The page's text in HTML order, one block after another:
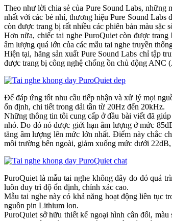
Theo như lời chia sẻ của Pure Sound Labs,
nhất với các bé nhí, thương hiệu Pure Sound
còn được trang bị rất nhiều các phiên bản màu sặc
Hơn nữa, chiếc tai nghe PuroQuiet còn được
âm lượng quá lớn của các mẫu tai nghe truyền
Hiện tại, hãng sản xuất Pure Sound Labs chỉ tập
được trang bị công nghệ chống ồn chủ động ANC
Để đáp ứng tốt nhu cầu tiếp nhận và xử lý mọi
ổn định, chi tiết trong dải tần từ 20Hz đến 20kHz.
Những thông tin tôi cung cấp ở đầu bài viết đã
nhỏ. Do đó nó được giới hạn âm lượng ở mức
tăng âm lượng lên mức lớn nhất. Điểm này chắc
môi trường bên ngoài, giảm xuống mức dưới
PuroQuiet là mẫu tai nghe không dây do đó quá
luôn duy trì độ ổn định, chính xác cao.
Mẫu tai nghe này có khả năng hoạt động liên tục
nguồn pin Lithium lon.
PuroQuiet sở hữu thiết kế ngoại hình cân đối,